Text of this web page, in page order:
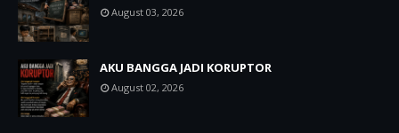
August 03, 2026
AKU BANGGA JADI KORUPTOR
August 02, 2026